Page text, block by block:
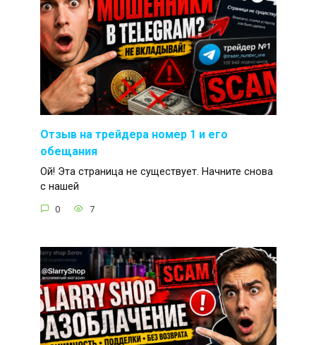
Отзыв на трейдера номер 1 и его
обещания
Ой! Эта страница не существует. Начните снова
с нашей
0 7